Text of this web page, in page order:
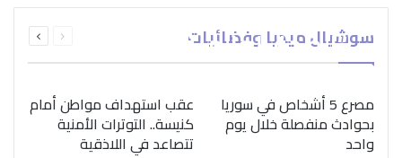
سوشيال ميديا وفضائيات الصفحةالصفحة
بمناسبة اليوم الدولي..
“الصحة العالمية” تؤكد
ضرورة اتباع نهج متكامل
لمواجهة إدمان المخدرات
مصرع 5 أشخاص في سوريا
بحوادث منفصلة خلال يوم
واحد
عقب استهداف مواطن أمام
كنيسة.. التوترات الأمنية
تتصاعد في اللاذقية